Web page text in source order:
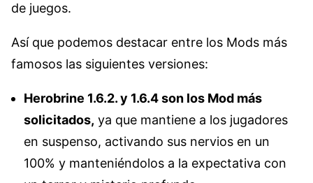
de juegos.
Así que podemos destacar entre los Mods más
famosos las siguientes versiones:
Herobrine 1.6.2. y 1.6.4 son los Mod más
solicitados, ya que mantiene a los jugadores
en suspenso, activando sus nervios en un
100% y manteniéndolos a la expectativa con